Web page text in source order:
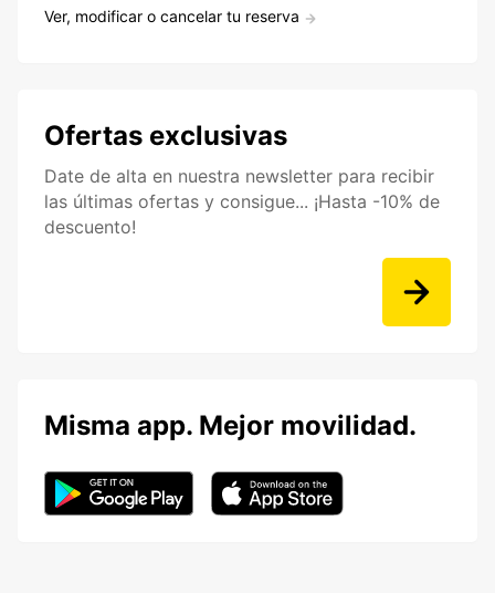
Ver, modificar o cancelar tu reserva
Ofertas exclusivas
Date de alta en nuestra newsletter para recibir
las últimas ofertas y consigue... ¡Hasta -10% de
descuento!
Misma app. Mejor movilidad.